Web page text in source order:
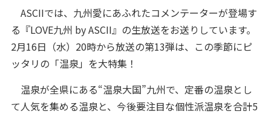
ASCIIでは、九州愛にあふれたコメンテーターが登場す
る『LOVE九州 by ASCII』の生放送をお送りしています。
2月16日（水）20時から放送の第13弾は、この季節にピ
ッタリの「温泉」を大特集！
温泉が全県にある“温泉大国”九州で、定番の温泉とし
て人気を集める温泉と、今後要注目な個性派温泉を合計5